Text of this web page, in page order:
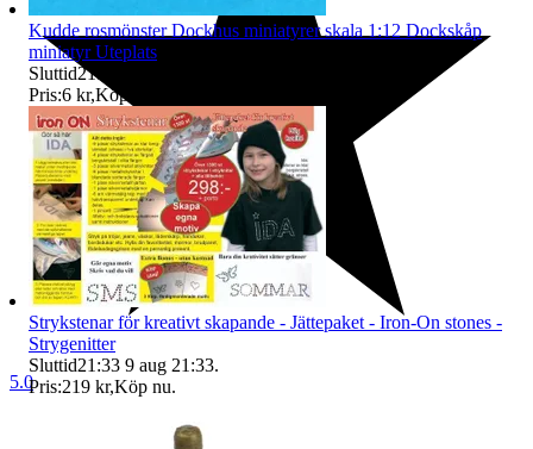
5.0
Kudde rosmönster Dockhus miniatyrer skala 1:12 Dockskåp
miniatyr Uteplats
Sluttid21:31
Pris:6 kr,Köp nu
Strykstenar för kreativt skapande - Jättepaket - Iron-On stones -
Strygenitter
Sluttid21:33 9 aug 21:33.
Pris:219 kr,Köp nu.